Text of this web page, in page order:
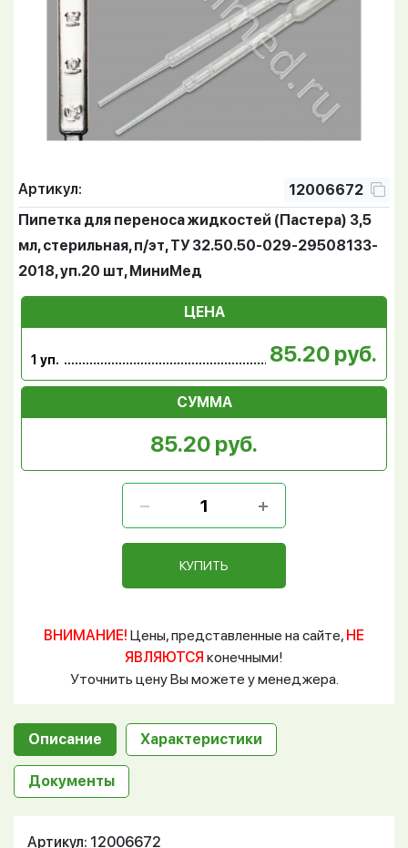
Артикул:
12006672
Пипетка для переноса жидкостей (Пастера) 3,5
мл, стерильная, п/эт, ТУ 32.50.50-029-29508133-
2018, уп.20 шт, МиниМед
ЦЕНА
1 уп. 85.20 руб.
СУММА
85.20 руб.
КУПИТЬ
ВНИМАНИЕ! Цены, представленные на сайте, НЕ
ЯВЛЯЮТСЯ конечными!
Уточнить цену Вы можете у менеджера.
Описание Характеристики
Документы
Артикул: 12006672